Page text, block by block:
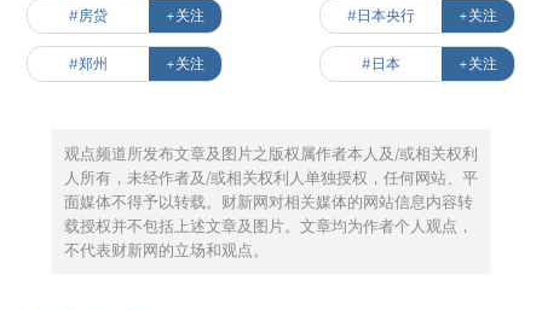
#房贷 +关注 #日本央行 +关注
#郑州 +关注 #日本 +关注
观点频道所发布文章及图片之版权属作者本人及/或相关权利
人所有，未经作者及/或相关权利人单独授权，任何网站、平
面媒体不得予以转载。财新网对相关媒体的网站信息内容转
载授权并不包括上述文章及图片。文章均为作者个人观点，
不代表财新网的立场和观点。